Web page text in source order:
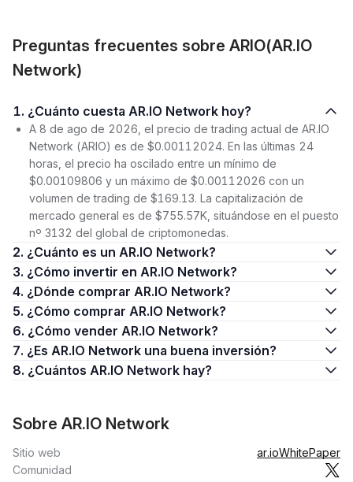
Preguntas frecuentes sobre ARIO(AR.IO
Network)
1. ¿Cuánto cuesta AR.IO Network hoy?
A 8 de ago de 2026, el precio de trading actual de AR.IO
Network (ARIO) es de $0.00112024. En las últimas 24
horas, el precio ha oscilado entre un mínimo de
$0.00109806 y un máximo de $0.00112026 con un
volumen de trading de $169.13. La capitalización de
mercado general es de $755.57K, situándose en el puesto
nº 3132 del global de criptomonedas.
2. ¿Cuánto es un AR.IO Network?
3. ¿Cómo invertir en AR.IO Network?
4. ¿Dónde comprar AR.IO Network?
5. ¿Cómo comprar AR.IO Network?
6. ¿Cómo vender AR.IO Network?
7. ¿Es AR.IO Network una buena inversión?
8. ¿Cuántos AR.IO Network hay?
Sobre AR.IO Network
Sitio web ar.ioWhitePaper
Comunidad